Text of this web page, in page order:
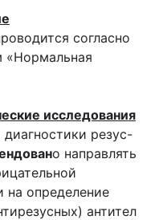
согласно
«Нормальная
исследования
резус-
о направлять
на определение
антител